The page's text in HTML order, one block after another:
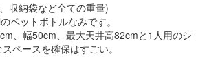
収納袋など全ての重量)
ペットボトルなみです。
、幅50cm、最大天井高82cmと1人用のシ
ペースを確保はすごい。